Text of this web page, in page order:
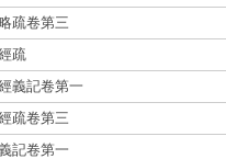
疏卷第三
疏
義記卷第一
疏卷第三
記卷第一